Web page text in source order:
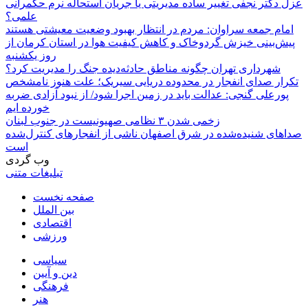
عزل دکتر نجفی تغییر ساده مدیریتی یا جریان استحاله نرم حکمرانی
علمی؟
امام جمعه سراوان: مردم در انتظار بهبود وضعیت معیشتی هستند
پیش‌بینی خیزش گردوخاک و کاهش کیفیت هوا در استان کرمان از
روز یکشنبه
شهرداری تهران چگونه مناطق حادثه‌دیده جنگ را مدیریت کرد؟
تکرار صدای انفجار در محدوده دریایی سیریک؛ علت هنوز نامشخص
پورعلی گنجی: عدالت باید در زمین اجرا شود/ از نبود آزادی ضربه
خورده ایم
زخمی شدن ۳ نظامی صهیونیست در جنوب لبنان
صداهای شنیده‌شده در شرق اصفهان ناشی از انفجارهای کنترل‌شده
است
وب گردی
تبلیغات متنی
صفحه نخست
بین الملل
اقتصادی
ورزشی
سیاسی
دین و آیین
فرهنگی
هنر